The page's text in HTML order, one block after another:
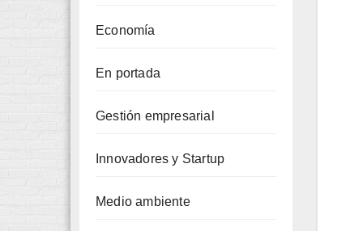
Economía
En portada
Gestión empresarial
Innovadores y Startup
Medio ambiente